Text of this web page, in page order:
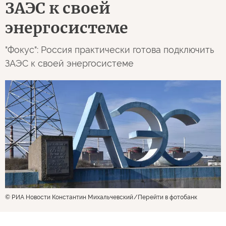
ЗАЭС к своей
энергосистеме
"Фокус": Россия практически готова подключить
ЗАЭС к своей энергосистеме
© РИА Новости Константин Михальчевский Перейти в фотобанк